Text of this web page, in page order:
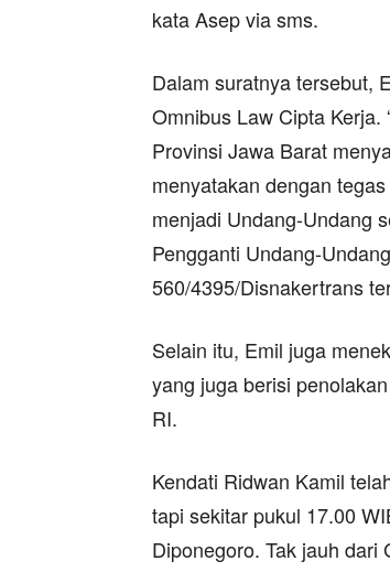
kata Asep via sms.
Dalam suratnya tersebut,
Omnibus Law Cipta
Provinsi Jawa Barat
menyatakan dengan
menjadi Undang-Undang
Pengganti Undang-
560/4395/Disnakertrans
Selain itu, Emil juga
yang juga berisi
RI.
Kendati Ridwan Kamil
tapi sekitar pukul 17.00
Diponegoro. Tak jauh